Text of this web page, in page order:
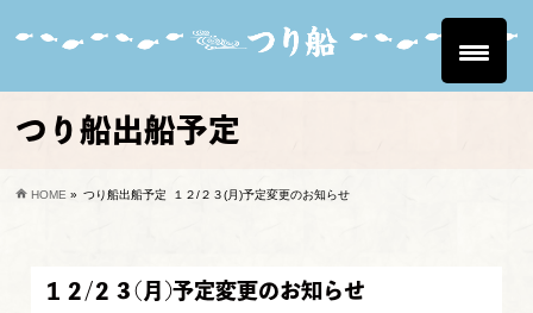
つり船出船予定
HOME » つり船出船予定 １２/２３(月)予定変更のお知らせ
１２/２３(月)予定変更のお知らせ